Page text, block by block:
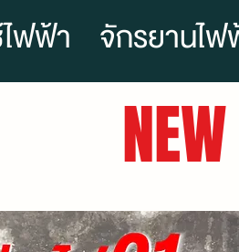
ไฟฟ้า จักรยานไ